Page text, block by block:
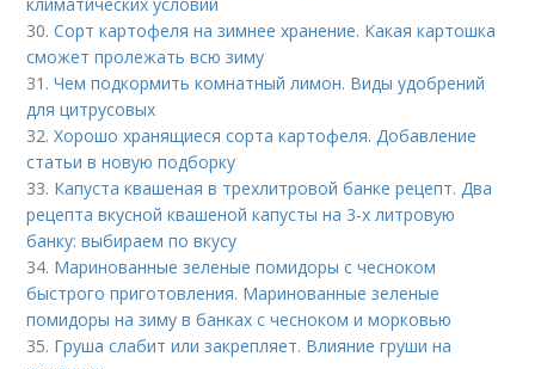
30.Сорт картофеля на зимнее хранение. Какая картошка
сможет пролежать всю зиму
31.Чем подкормить комнатный лимон. Виды удобрений
для цитрусовых
32.Хорошо хранящиеся сорта картофеля. Добавление
статьи в новую подборку
33. Капуста квашеная в трехлитровой банке рецепт. Два
рецепта вкусной квашеной капусты на 3-х литровую
банку: выбираем по вкусу
34. Маринованные зеленые помидоры с чесноком
быстрого приготовления. Маринованные зеленые
помидоры на зиму в банках с чесноком и морковью
35. Груша слабит или закрепляет. Влияние груши на